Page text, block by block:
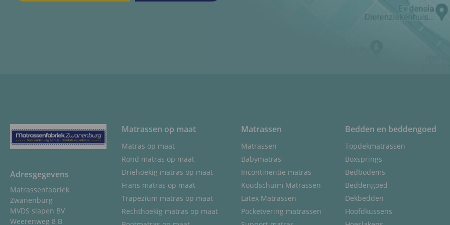
Adresgegevens
Matrassenfabriek
Zwanenburg
MVDS slapen BV
Weerenweg 8 B
Matrassen op maat
Matras op maat
Rond matras op maat
Driehoekig matras op maat
Frans matras op maat
Trapezium matras op maat
Rechthoekig matras op maat
Matrassen
Matrassen
Babymatras
Incontinentie matras
Koudschuim Matrassen
Latex Matrassen
Pocketvering matrassen
Bedden en beddengoed
Topdekmatrassen
Boxsprings
Bedbodems
Beddengoed
Dekbedden
Hoofdkussens